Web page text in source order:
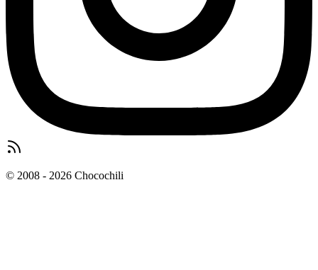
© 2008 - 2026 Chocochili